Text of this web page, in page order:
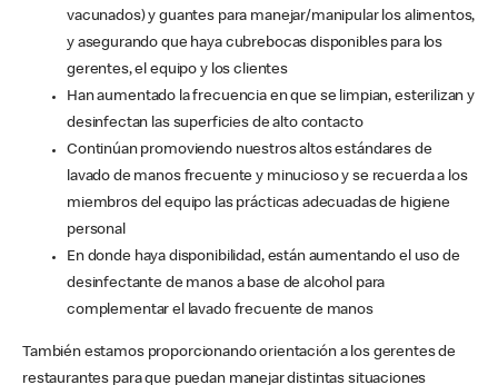
vacunados) y guantes para manejar/manipular los alimentos,
y asegurando que haya cubrebocas disponibles para los
gerentes, el equipo y los clientes
Han aumentado la frecuencia en que se limpian, esterilizan y
desinfectan las superficies de alto contacto
Continúan promoviendo nuestros altos estándares de
lavado de manos frecuente y minucioso y se recuerda a los
miembros del equipo las prácticas adecuadas de higiene
personal
En donde haya disponibilidad, están aumentando el uso de
desinfectante de manos a base de alcohol para
complementar el lavado frecuente de manos
También estamos proporcionando orientación a los gerentes de
restaurantes para que puedan manejar distintas situaciones